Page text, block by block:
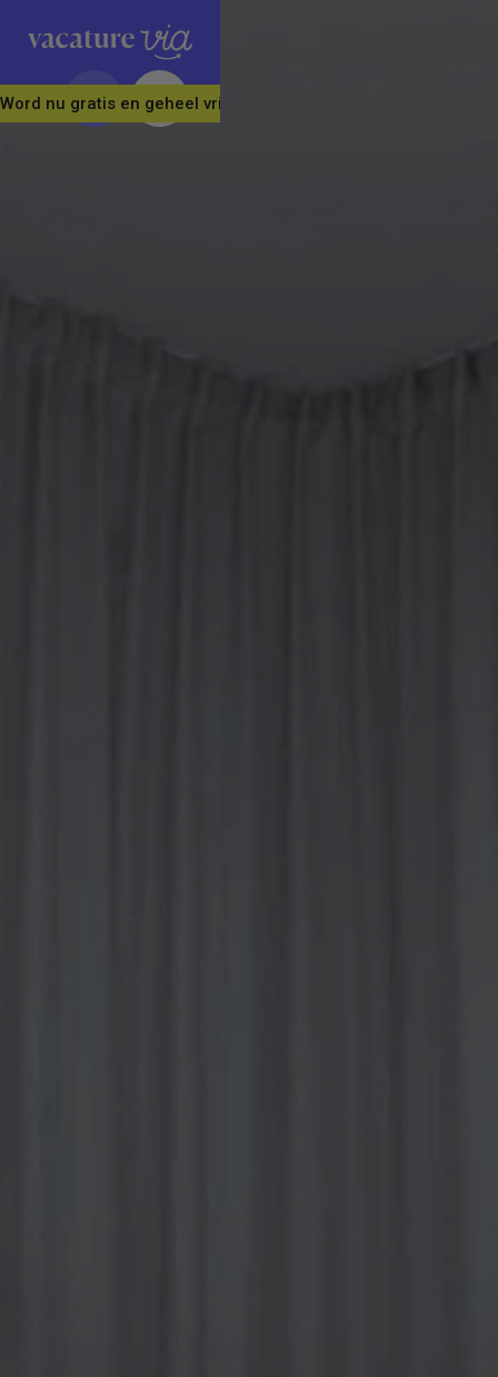
Word nu gratis en geheel vrijblijvend lid van ons Vacature Via